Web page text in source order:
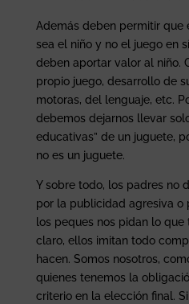
Además deben permitir que
sea el niño y no el juego en
deben aportar valor al niño.
propio juego, desarrollo de
motoras, del lenguaje, etc.
debemos dejarnos llevar
educativas” de un juguete,
no es un juguete.
Y sobre todo, los padres no
por la publicidad agresiva o
los peques nos pidan lo que
claro, ellos imitan todo
hacen. Somos nosotros,
quienes tenemos la
criterio en la elección final.